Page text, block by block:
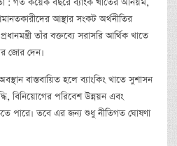
আস্থার সংকট অর্থনীতির
তাঁর বক্তব্যে সরাসরি আর্থিক খাতে
জোর দেন।
বাস্তবায়িত হলে ব্যাংকিং খাতে সুশাসন
বিনিয়োগের পরিবেশ উন্নয়ন এবং
পারে। তবে এর জন্য শুধু নীতিগত ঘোষণা